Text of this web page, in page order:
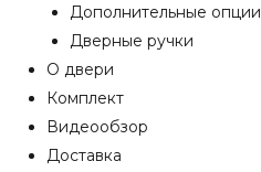
Дополнительные опции
Дверные ручки
О двери
Комплект
Видеообзор
Доставка